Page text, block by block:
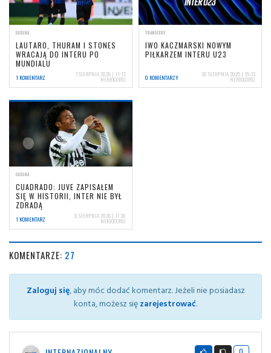
OGÓLNA
LAUTARO, THURAM I STONES
WRACAJĄ DO INTERU PO
MUNDIALU
1 KOMENTARZ 7 SIERPNIA 2026 | 11:12
NERIOCORSI
TRANSFERY
IWO KACZMARSKI NOWYM
PIŁKARZEM INTERU U23
0 KOMENTARZY 30 SIERPNIA 2025 | 15:33
NERIOCORSI
OGÓLNA
CUADRADO: JUVE ZAPISAŁEM
SIĘ W HISTORII, INTER NIE BYŁ
ZDRADĄ
1 KOMENTARZ 8 SIERPNIA 2026 | 17:30
NERIOCORSI
KOMENTARZE: 27
Zaloguj się, aby móc dodać komentarz. Jeżeli nie posiadasz
konta, możesz sięzarejestrować.